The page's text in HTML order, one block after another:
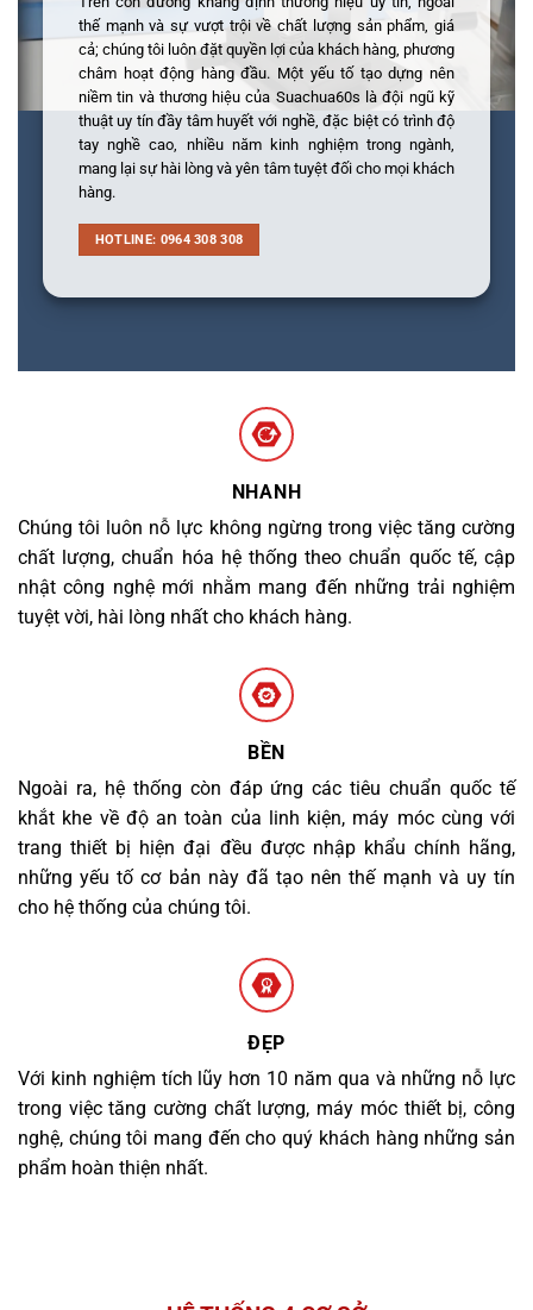
thế mạnh và sự vượt trội về chất lượng sản phẩm, giá
cả; chúng tôi luôn đặt quyền lợi của khách hàng, phương
châm hoạt động hàng đầu. Một yếu tố tạo dựng nên
niềm tin và thương hiệu của Suachua60s là đội ngũ kỹ
thuật uy tín đầy tâm huyết với nghề, đặc biệt có trình độ
tay nghề cao, nhiều năm kinh nghiệm trong ngành,
mang lại sự hài lòng và yên tâm tuyệt đối cho mọi khách
hàng.
HOTLINE: 0964 308 308
NHANH
Chúng tôi luôn nỗ lực không ngừng trong việc tăng cường
chất lượng, chuẩn hóa hệ thống theo chuẩn quốc tế, cập
nhật công nghệ mới nhằm mang đến những trải nghiệm
tuyệt vời, hài lòng nhất cho khách hàng.
BỀN
Ngoài ra, hệ thống còn đáp ứng các tiêu chuẩn quốc tế
khắt khe về độ an toàn của linh kiện, máy móc cùng với
trang thiết bị hiện đại đều được nhập khẩu chính hãng,
những yếu tố cơ bản này đã tạo nên thế mạnh và uy tín
cho hệ thống của chúng tôi.
ĐẸP
Với kinh nghiệm tích lũy hơn 10 năm qua và những nỗ lực
trong việc tăng cường chất lượng, máy móc thiết bị, công
nghệ, chúng tôi mang đến cho quý khách hàng những sản
phẩm hoàn thiện nhất.